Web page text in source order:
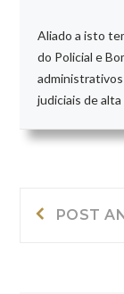
Aliado a isto
do Policial e
judiciais de
POST